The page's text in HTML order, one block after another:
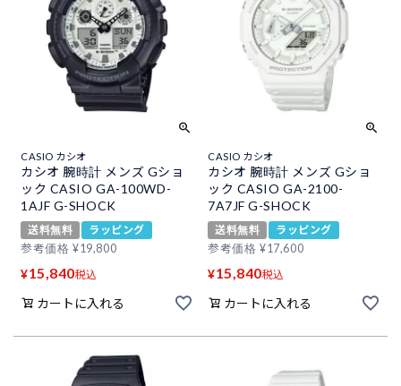
CASIO カシオ
カシオ 腕時計 メンズ Gショ
ック CASIO GA-100WD-
1AJF G-SHOCK
送料無料
ラッピング
参考価格 ¥19,800
¥15,840税込
カートに入れる
CASIO カシオ
カシオ 腕時計 メンズ Gショ
ック CASIO GA-2100-
7A7JF G-SHOCK
送料無料
ラッピング
参考価格 ¥17,600
¥15,840税込
カートに入れる